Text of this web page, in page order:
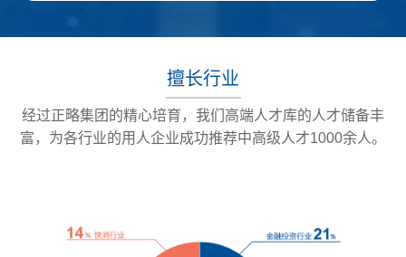
擅长行业
经过正略集团的精心培育，我们高端人才库的人才储备丰
富，为各行业的用人企业成功推荐中高级人才1000余人。